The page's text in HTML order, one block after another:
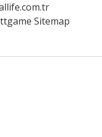
Sitemap